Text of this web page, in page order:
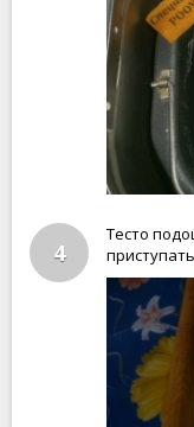
4
Тесто